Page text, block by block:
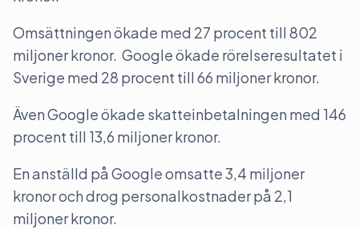
Omsättningen ökade med 27 procent till 802
miljoner kronor. Google ökade rörelseresultatet i
Sverige med 28 procent till 66 miljoner kronor.
Även Google ökade skatteinbetalningen med 146
procent till 13,6 miljoner kronor.
En anställd på Google omsatte 3,4 miljoner
kronor och drog personalkostnader på 2,1
miljoner kronor.